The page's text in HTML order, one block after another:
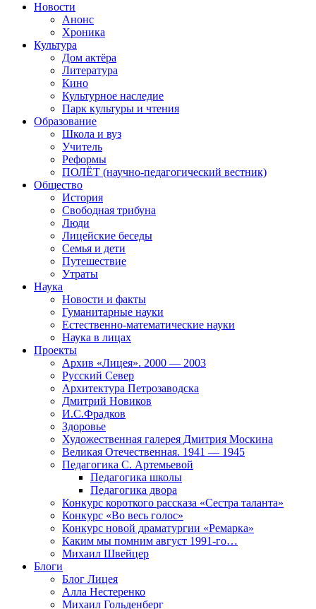
Новости
Анонс
Хроника
Культура
Дом актёра
Литература
Кино
Культурное наследие
Парк культуры и чтения
Образование
Школа и вуз
Учитель
Реформы
ПОЛЁТ (научно-педагогический вестник)
Общество
История
Свободная трибуна
Люди
Лицейские беседы
Семья и дети
Путешествие
Утраты
Наука
Новости и факты
Гуманитарные науки
Естественно-математические науки
Наука в лицах
Проекты
Архив «Лицея». 2000 — 2003
Русский Север
Архитектура Петрозаводска
Дмитрий Новиков
И.С.Фрадков
Здоровье
Художественная галерея Дмитрия Москина
Великая Отечественная. 1941 — 1945
Педагогика С. Артемьевой
Педагогика школы
Педагогика двора
Конкурс короткого рассказа «Сестра таланта»
Конкурс «Во весь голос»
Конкурс новой драматургии «Ремарка»
Каким мы помним август 1991-го…
Михаил Швейцер
Блоги
Блог Лицея
Алла Нестеренко
Михаил Гольденберг